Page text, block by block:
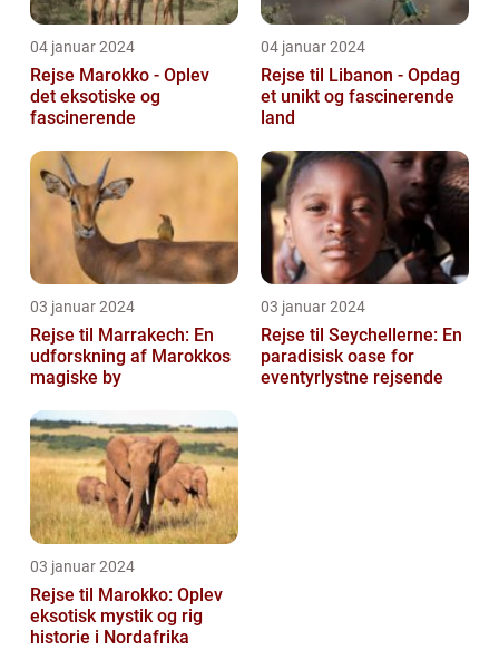
04 januar 2024
Rejse Marokko - Oplev
det eksotiske og
fascinerende
04 januar 2024
Rejse til Libanon - Opdag
et unikt og fascinerende
land
03 januar 2024
Rejse til Marrakech: En
udforskning af Marokkos
magiske by
03 januar 2024
Rejse til Seychellerne: En
paradisisk oase for
eventyrlystne rejsende
03 januar 2024
Rejse til Marokko: Oplev
eksotisk mystik og rig
historie i Nordafrika